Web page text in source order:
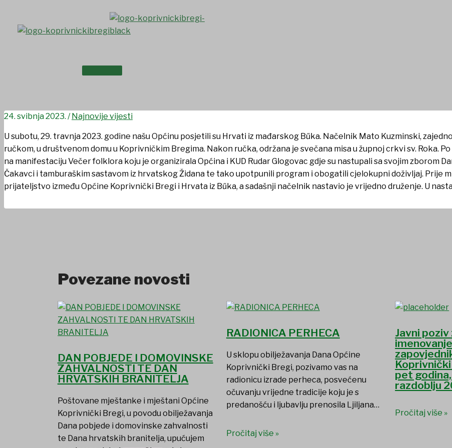
content
Prijateljski susret s Hrvatima iz Mađarske
24. svibnja 2023. /Najnovije vijesti
U subotu, 29. travnja 2023. godine našu Općinu posjetili su Hrvati iz mađarskog Bűka. Načelnik Mato Kuzminski,
ručkom, u društvenom domu u Koprivničkim Bregima. Nakon ručka, održana je svečana misa u župnoj crkvi sv. Roka.
na manifestaciju Večer folklora koju je organizirala Općina i KUD Rudar Glogovac gdje su nastupali sa svojim zborom
Čakavci i tamburaškim sastavom iz hrvatskog Židana te tako upotpunili program i obogatili cjelokupni doživljaj. Prije
prijateljstvo između Općine Koprivnički Bregi i Hrvata iz Bűka, a sadašnji načelnik nastavio je vrijedno druženje. U
Povezane novosti
DAN POBJEDE I DOMOVINSKE
ZAHVALNOSTI TE DAN
HRVATSKIH BRANITELJA
Poštovane mještanke i mještani Općine
Koprivnički Bregi, u povodu obilježavanja
Dana pobjede i domovinske zahvalnosti
te Dana hrvatskih branitelja, upućujem
RADIONICA PERHECA
U sklopu obilježavanja Dana Općine
Koprivnički Bregi, pozivamo vas na
radionicu izrade perheca, posvećenu
očuvanju vrijedne tradicije koju je s
predanošću i ljubavlju prenosila Ljiljana…
Pročitaj više »
Javni poziv
pet
razdoblju
Pročitaj više »